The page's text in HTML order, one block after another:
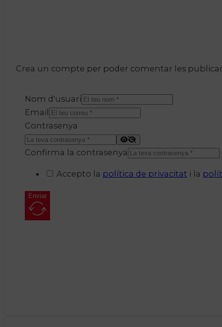
Crea un compte per poder comentar les
Nom d'usuari
Email
Contrasenya
Confirma la contrasenya
Accepto la política de privacitat i la
Enviar